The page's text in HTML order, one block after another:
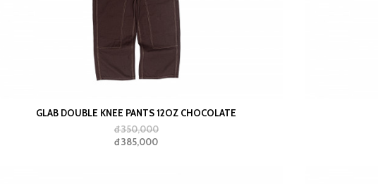
GLAB DOUBLE KNEE PANTS 12OZ CHOCOLATE
đ 350,000
đ 385,000